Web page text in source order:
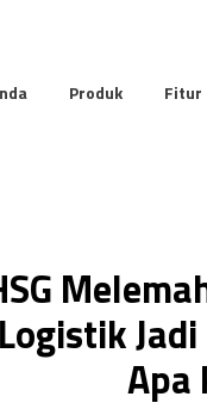
Produk Fitur
Logistik
Apa